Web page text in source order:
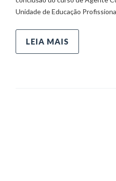
Unidade de Educação
LEIA MAIS